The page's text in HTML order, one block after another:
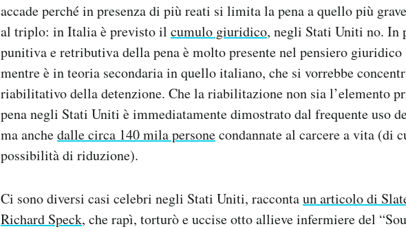
accade perché in presenza di più reati si limita la pena a quello più
al triplo: in Italia è previsto il cumulo giuridico, negli Stati Uniti no. In
punitiva e retributiva della pena è molto presente nel pensiero giuridico
mentre è in teoria secondaria in quello italiano, che si vorrebbe
riabilitativo della detenzione. Che la riabilitazione non sia l’elemento
pena negli Stati Uniti è immediatamente dimostrato dal frequente uso
ma anchedalle circa 140 mila personecondannate al carcere a vita (di
possibilità di riduzione).
Ci sono diversi casi celebri negli Stati Uniti, raccontaun articolo di
Richard Speck, che rapì, torturò e uccise otto allieve infermiere del